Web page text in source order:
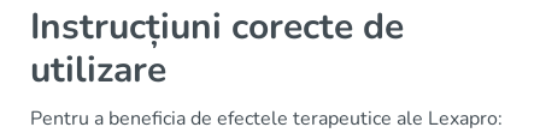
Instrucțiuni corecte de
utilizare
Pentru a beneficia de efectele terapeutice ale Lexapro: